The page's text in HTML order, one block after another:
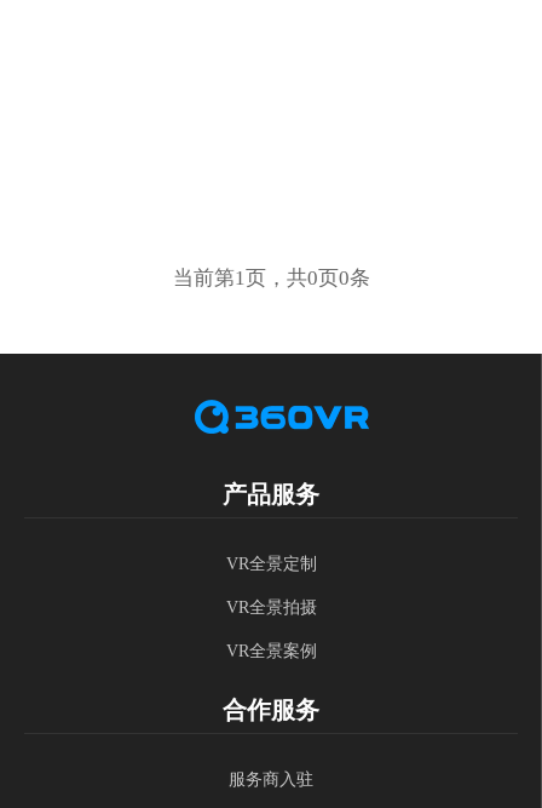
当前第1页，共0页0条
产品服务
VR全景定制
VR全景拍摄
VR全景案例
合作服务
服务商入驻